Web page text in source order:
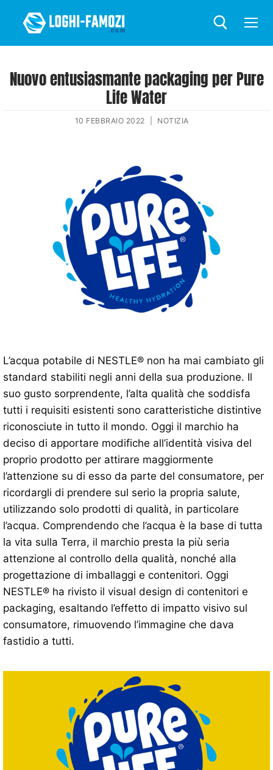
Nuovo entusiasmante packaging per Pure
Life Water
10 FEBBRAIO 2022 NOTIZIA
L’acqua potabile di NESTLE® non ha mai cambiato gli
standard stabiliti negli anni della sua produzione. Il
suo gusto sorprendente, l’alta qualità che soddisfa
tutti i requisiti esistenti sono caratteristiche distintive
riconosciute in tutto il mondo. Oggi il marchio ha
deciso di apportare modifiche all’identità visiva del
proprio prodotto per attirare maggiormente
l’attenzione su di esso da parte del consumatore, per
ricordargli di prendere sul serio la propria salute,
utilizzando solo prodotti di qualità, in particolare
l’acqua. Comprendendo che l’acqua è la base di tutta
la vita sulla Terra, il marchio presta la più seria
attenzione al controllo della qualità, nonché alla
progettazione di imballaggi e contenitori. Oggi
NESTLE® ha rivisto il visual design di contenitori e
packaging, esaltando l’effetto di impatto visivo sul
consumatore, rimuovendo l’immagine che dava
fastidio a tutti.